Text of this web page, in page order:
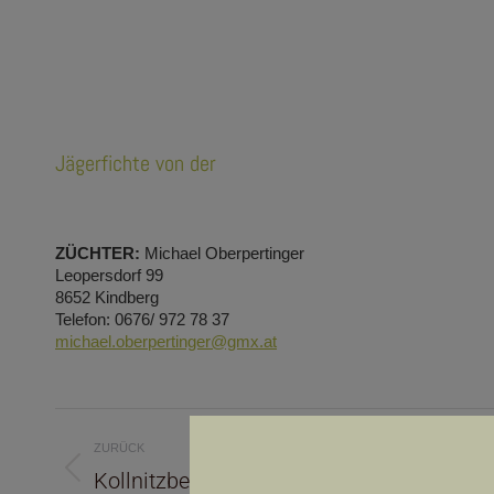
Jägerfichte von der
ZÜCHTER: Michael Oberpertinger
Leopersdorf 99
8652 Kindberg
Telefon: 0676/ 972 78 37
michael.oberpertinger@gmx.at
Kommentarnavigation
ZURÜCK
Vorheriger
Kollnitzberg vom